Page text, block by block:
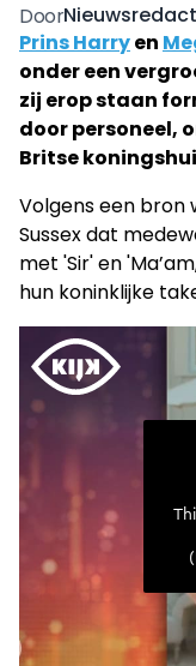
Door
Prins Harryen
onder een
zij erop staan
door personeel,
Britse
Volgens een bron
Sussex dat
met 'Sir' en
hun koninklijke